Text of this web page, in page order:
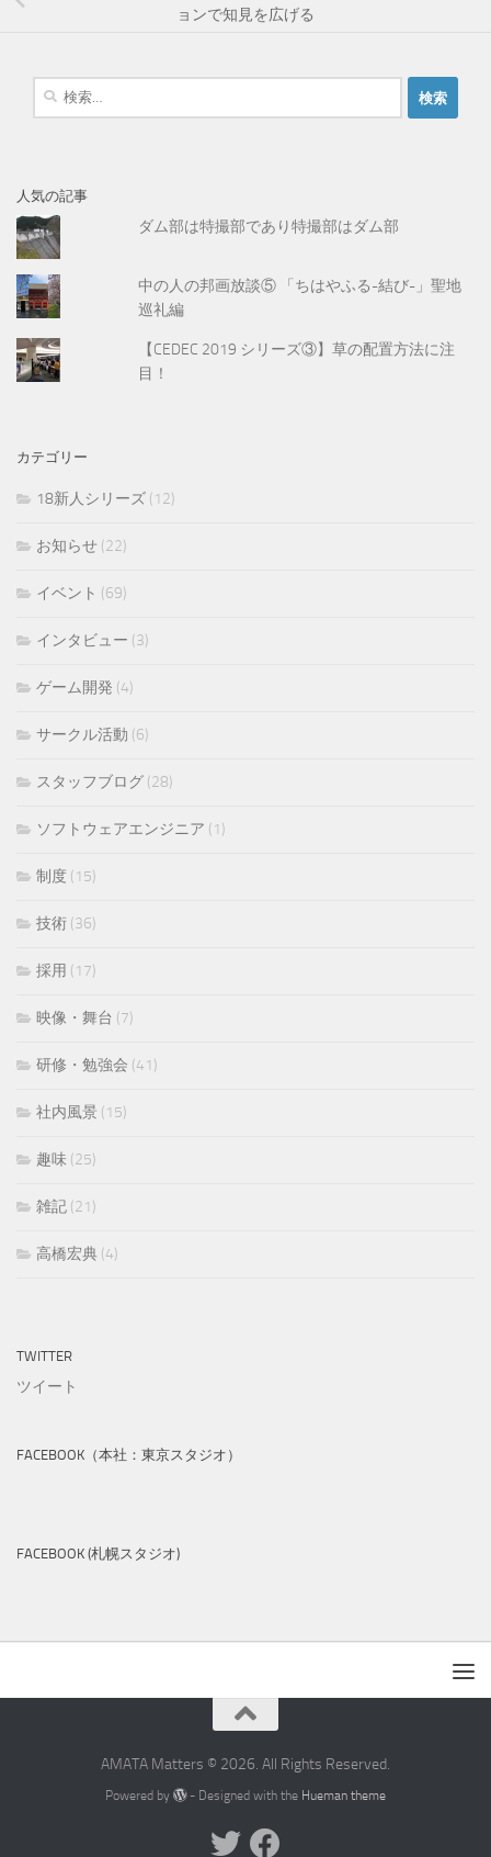
ョンで知見を広げる
検
人気の記事
ダム部は特撮部であり特撮部はダム部
中の人の邦画放談⑤ 「ちはやふる-結び-」聖地
巡礼編
【CEDEC 2019 シリーズ③】草の配置方法に注
目！
カテゴリー
18新人シリーズ (12)
お知らせ (22)
イベント (69)
インタビュー (3)
ゲーム開発 (4)
サークル活動 (6)
スタッフブログ (28)
ソフトウェアエンジニア (1)
制度 (15)
技術 (36)
採用 (17)
映像・舞台 (7)
研修・勉強会 (41)
社内風景 (15)
趣味 (25)
雑記 (21)
高橋宏典 (4)
TWITTER
ツイート
FACEBOOK（本社：東京スタジオ）
FACEBOOK (札幌スタジオ)
AMATA Matters © 2026. All Rights Reserved.
Powered by - Designed with the Hueman theme